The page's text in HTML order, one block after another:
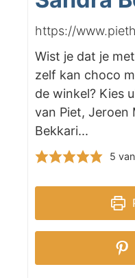
https://
Wist je dat je
zelf kan choco
de winkel? Kies
van Piet, Jeroen
Bekkari...
5